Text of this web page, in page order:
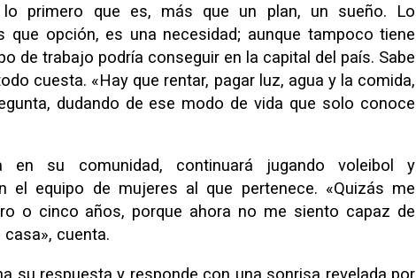
primero que es, más que un plan, un sueño. Lo
que opción, es una necesidad; aunque tampoco tiene
de trabajo podría conseguir en la capital del país. Sabe
cuesta. «Hay que rentar, pagar luz, agua y la comida,
dudando de ese modo de vida que solo conoce
en su comunidad, continuará jugando voleibol y
el equipo de mujeres al que pertenece. «Quizás me
o cinco años, porque ahora no me siento capaz de
cuenta.
su respuesta y responde con una sonrisa revelada por